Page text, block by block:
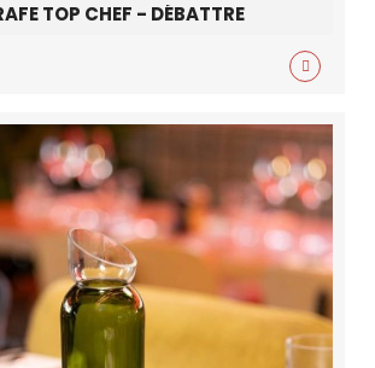
TOP CHEF - DÉBATTRE